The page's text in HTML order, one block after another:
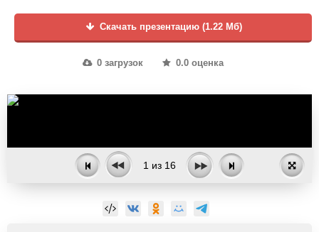
Скачать презентацию (1.22 Мб)
0 загрузок 0.0 оценка
1 из 16